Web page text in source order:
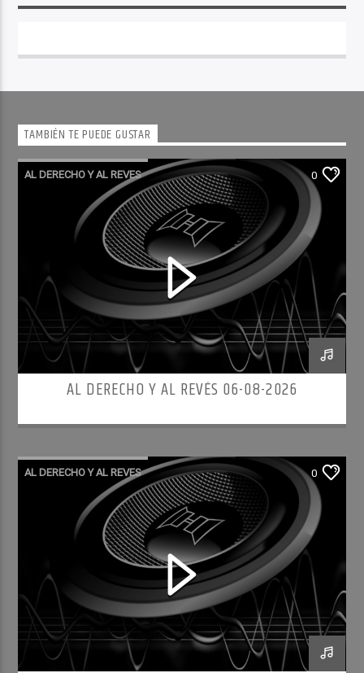
TAMBIÉN TE PUEDE GUSTAR
AL DERECHO Y AL REVES 0
AL DERECHO Y AL REVÉS 06-08-2026
AL DERECHO Y AL REVES 0